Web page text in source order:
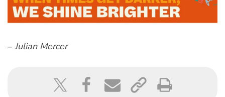
– Julian Mercer